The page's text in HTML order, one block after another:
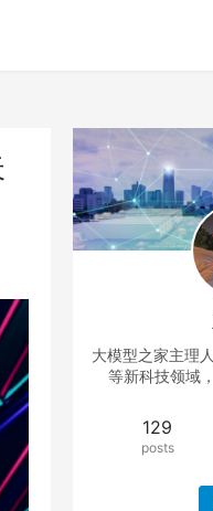
大模型之家主理
等新科技领域
129
posts